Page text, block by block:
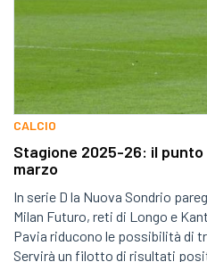
CALCIO
Stagione 2025-26: il
marzo
In serie D la Nuova Sondrio
Milan Futuro, reti di Longo e
Pavia riducono le possibilità di
Servirà un filotto di risultati